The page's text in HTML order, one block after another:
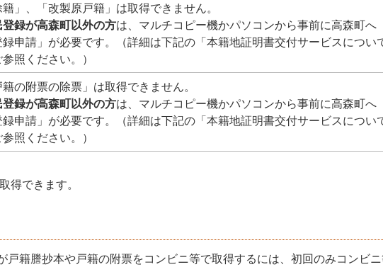
籍」、「改製原戸籍」は取得できません。
登録が高森町以外の方は、マルチコピー機かパソコンから事前に高森町へ
録申請」が必要です。（詳細は下記の「本籍地証明書交付サービスについ
照ください。）
籍の附票の除票」は取得できません。
登録が高森町以外の方は、マルチコピー機かパソコンから事前に高森町へ
録申請」が必要です。（詳細は下記の「本籍地証明書交付サービスについ
照ください。）
得できます。
戸籍謄抄本や戸籍の附票をコンビニ等で取得するには、初回のみコンビ